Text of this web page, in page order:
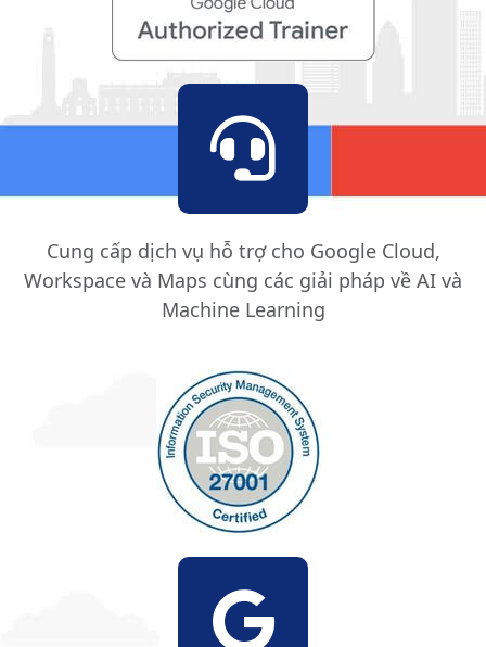
Cung cấp dịch vụ hỗ trợ cho Google Cloud,
Workspace và Maps cùng các giải pháp về AI và
Machine Learning